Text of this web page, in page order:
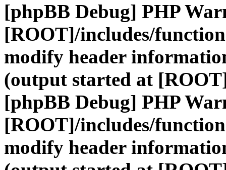
[phpBB Debug] PHP
[ROOT]/includes/
modify header
(output started at
[phpBB Debug] PHP
[ROOT]/includes/
modify header